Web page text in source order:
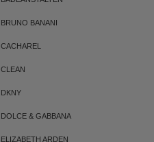
BRUNO BANANI
CACHAREL
CLEAN
DKNY
DOLCE & GABBANA
ELIZABETH ARDEN